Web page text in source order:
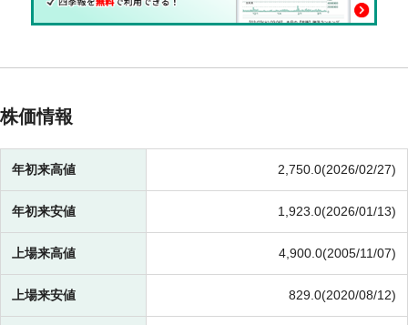
株価情報
年初来高値 2,750.0(2026/02/27)
年初来安値 1,923.0(2026/01/13)
上場来高値 4,900.0(2005/11/07)
上場来安値 829.0(2020/08/12)